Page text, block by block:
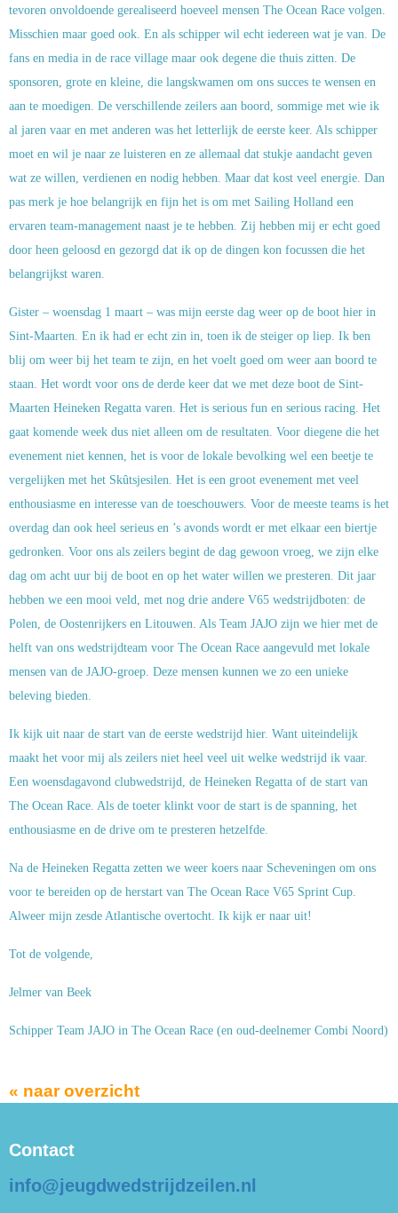
tevoren onvoldoende gerealiseerd hoeveel mensen The Ocean Race volgen.
Misschien maar goed ook. En als schipper wil echt iedereen wat je van. De
fans en media in de race village maar ook degene die thuis zitten. De
sponsoren, grote en kleine, die langskwamen om ons succes te wensen en
aan te moedigen. De verschillende zeilers aan boord, sommige met wie ik
al jaren vaar en met anderen was het letterlijk de eerste keer. Als schipper
moet en wil je naar ze luisteren en ze allemaal dat stukje aandacht geven
wat ze willen, verdienen en nodig hebben. Maar dat kost veel energie. Dan
pas merk je hoe belangrijk en fijn het is om met Sailing Holland een
ervaren team-management naast je te hebben. Zij hebben mij er echt goed
door heen geloosd en gezorgd dat ik op de dingen kon focussen die het
belangrijkst waren.
Gister – woensdag 1 maart – was mijn eerste dag weer op de boot hier in
Sint-Maarten. En ik had er echt zin in, toen ik de steiger op liep. Ik ben
blij om weer bij het team te zijn, en het voelt goed om weer aan boord te
staan. Het wordt voor ons de derde keer dat we met deze boot de Sint-
Maarten Heineken Regatta varen. Het is serious fun en serious racing. Het
gaat komende week dus niet alleen om de resultaten. Voor diegene die het
evenement niet kennen, het is voor de lokale bevolking wel een beetje te
vergelijken met het Skûtsjesilen. Het is een groot evenement met veel
enthousiasme en interesse van de toeschouwers. Voor de meeste teams is het
overdag dan ook heel serieus en ’s avonds wordt er met elkaar een biertje
gedronken. Voor ons als zeilers begint de dag gewoon vroeg, we zijn elke
dag om acht uur bij de boot en op het water willen we presteren. Dit jaar
hebben we een mooi veld, met nog drie andere V65 wedstrijdboten: de
Polen, de Oostenrijkers en Litouwen. Als Team JAJO zijn we hier met de
helft van ons wedstrijdteam voor The Ocean Race aangevuld met lokale
mensen van de JAJO-groep. Deze mensen kunnen we zo een unieke
beleving bieden.
Ik kijk uit naar de start van de eerste wedstrijd hier. Want uiteindelijk
maakt het voor mij als zeilers niet heel veel uit welke wedstrijd ik vaar.
Een woensdagavond clubwedstrijd, de Heineken Regatta of de start van
The Ocean Race. Als de toeter klinkt voor de start is de spanning, het
enthousiasme en de drive om te presteren hetzelfde.
Na de Heineken Regatta zetten we weer koers naar Scheveningen om ons
voor te bereiden op de herstart van The Ocean Race V65 Sprint Cup.
Alweer mijn zesde Atlantische overtocht. Ik kijk er naar uit!
Tot de volgende,
Jelmer van Beek
Schipper Team JAJO in The Ocean Race (en oud-deelnemer Combi Noord)
« naar overzicht
Contact
ofni@jeugdwedstrijdzeilen.nl